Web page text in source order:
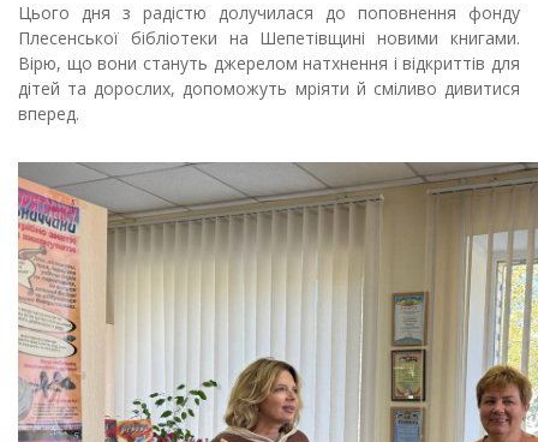
Цього дня з радістю долучилася до поповнення фонду
Плесенської бібліотеки на Шепетівщині новими книгами.
Вірю, що вони стануть джерелом натхнення і відкриттів для
дітей та дорослих, допоможуть мріяти й сміливо дивитися
вперед.